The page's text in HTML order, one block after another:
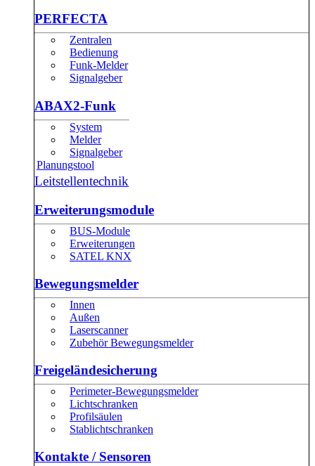
PERFECTA
Zentralen
Bedienung
Funk-Melder
Signalgeber
ABAX2-Funk
System
Melder
Signalgeber
Planungstool
Leitstellentechnik
Erweiterungsmodule
BUS-Module
Erweiterungen
SATEL KNX
Bewegungsmelder
Innen
Außen
Laserscanner
Zubehör Bewegungsmelder
Freigeländesicherung
Perimeter-Bewegungsmelder
Lichtschranken
Profilsäulen
Stablichtschranken
Kontakte / Sensoren